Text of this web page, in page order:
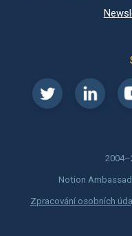
Notion
Zpracování osobních